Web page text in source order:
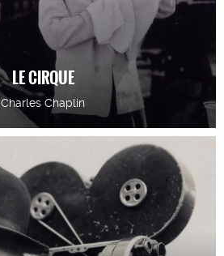
LE CIRQUE
Charles Chaplin